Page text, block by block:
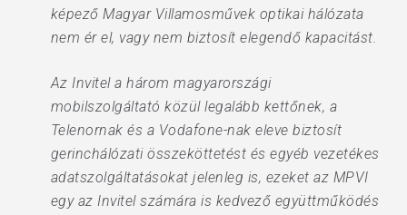
képező Magyar Villamosművek optikai hálózata
nem ér el, vagy nem biztosít elegendő kapacitást.
Az Invitel a három magyarországi
mobilszolgáltató közül legalább kettőnek, a
Telenornak és a Vodafone-nak eleve biztosít
gerinchálózati összeköttetést és egyéb vezetékes
adatszolgáltatásokat jelenleg is, ezeket az MPVI
egy az Invitel számára is kedvező együttműködés